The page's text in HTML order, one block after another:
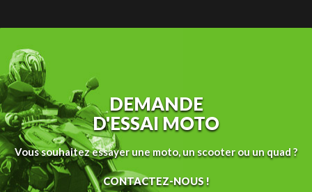
DEMANDE
D'ESSAI MOTO
Vous souhaitez essayer une moto, un scooter ou un quad ?
CONTACTEZ-NOUS !